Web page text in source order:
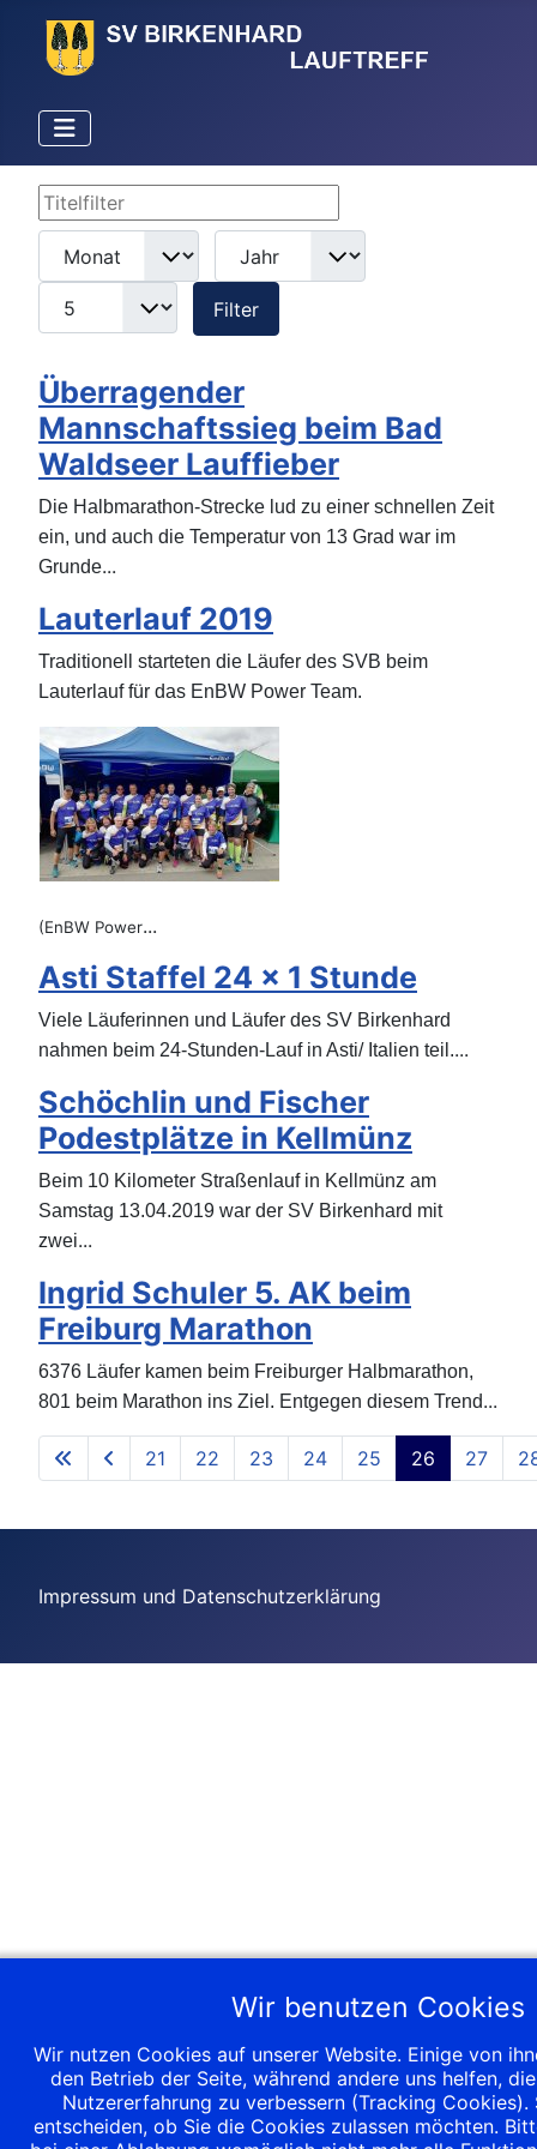
Filter
Titelfilter
Monat
Jahr
Filter
Überragender
Mannschaftssieg beim Bad
Waldseer Lauffieber
Die Halbmarathon-Strecke lud zu einer schnellen Zeit
ein, und auch die Temperatur von 13 Grad war im
Grunde...
Lauterlauf 2019
Traditionell starteten die Läufer des SVB beim
Lauterlauf für das EnBW Power Team.
(EnBW Power...
Asti Staffel 24 x 1 Stunde
Viele Läuferinnen und Läufer des SV Birkenhard
nahmen beim 24-Stunden-Lauf in Asti/ Italien teil....
Schöchlin und Fischer
Podestplätze in Kellmünz
Beim 10 Kilometer Straßenlauf in Kellmünz am
Samstag 13.04.2019 war der SV Birkenhard mit
zwei...
Ingrid Schuler 5. AK beim
Freiburg Marathon
6376 Läufer kamen beim Freiburger Halbmarathon,
801 beim Marathon ins Ziel. Entgegen diesem Trend...
Seite 26 von 40
21 22 23 24 25 26 27
Impressum und Datenschutzerklärung
Wir benutzen Cookies
Wir nutzen Cookies auf unserer Website. Einige von
den Betrieb der Seite, während andere uns helfen,
Nutzererfahrung zu verbessern (Tracking Cookies).
entscheiden, ob Sie die Cookies zulassen möchten.